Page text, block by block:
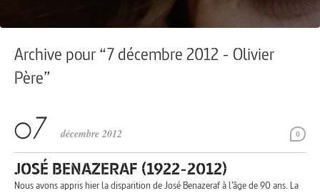
Archive pour “7 décembre 2012 - Olivier
Père”
0
décembre 2012
JOSÉ BENAZERAF (1922-2012)
Nous avons appris hier la disparition de José Benazeraf à l’âge de 90 ans. La